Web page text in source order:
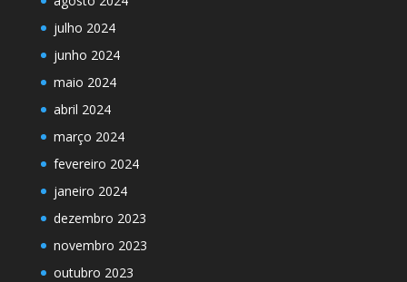
julho 2024
junho 2024
maio 2024
abril 2024
março 2024
fevereiro 2024
janeiro 2024
dezembro 2023
novembro 2023
outubro 2023